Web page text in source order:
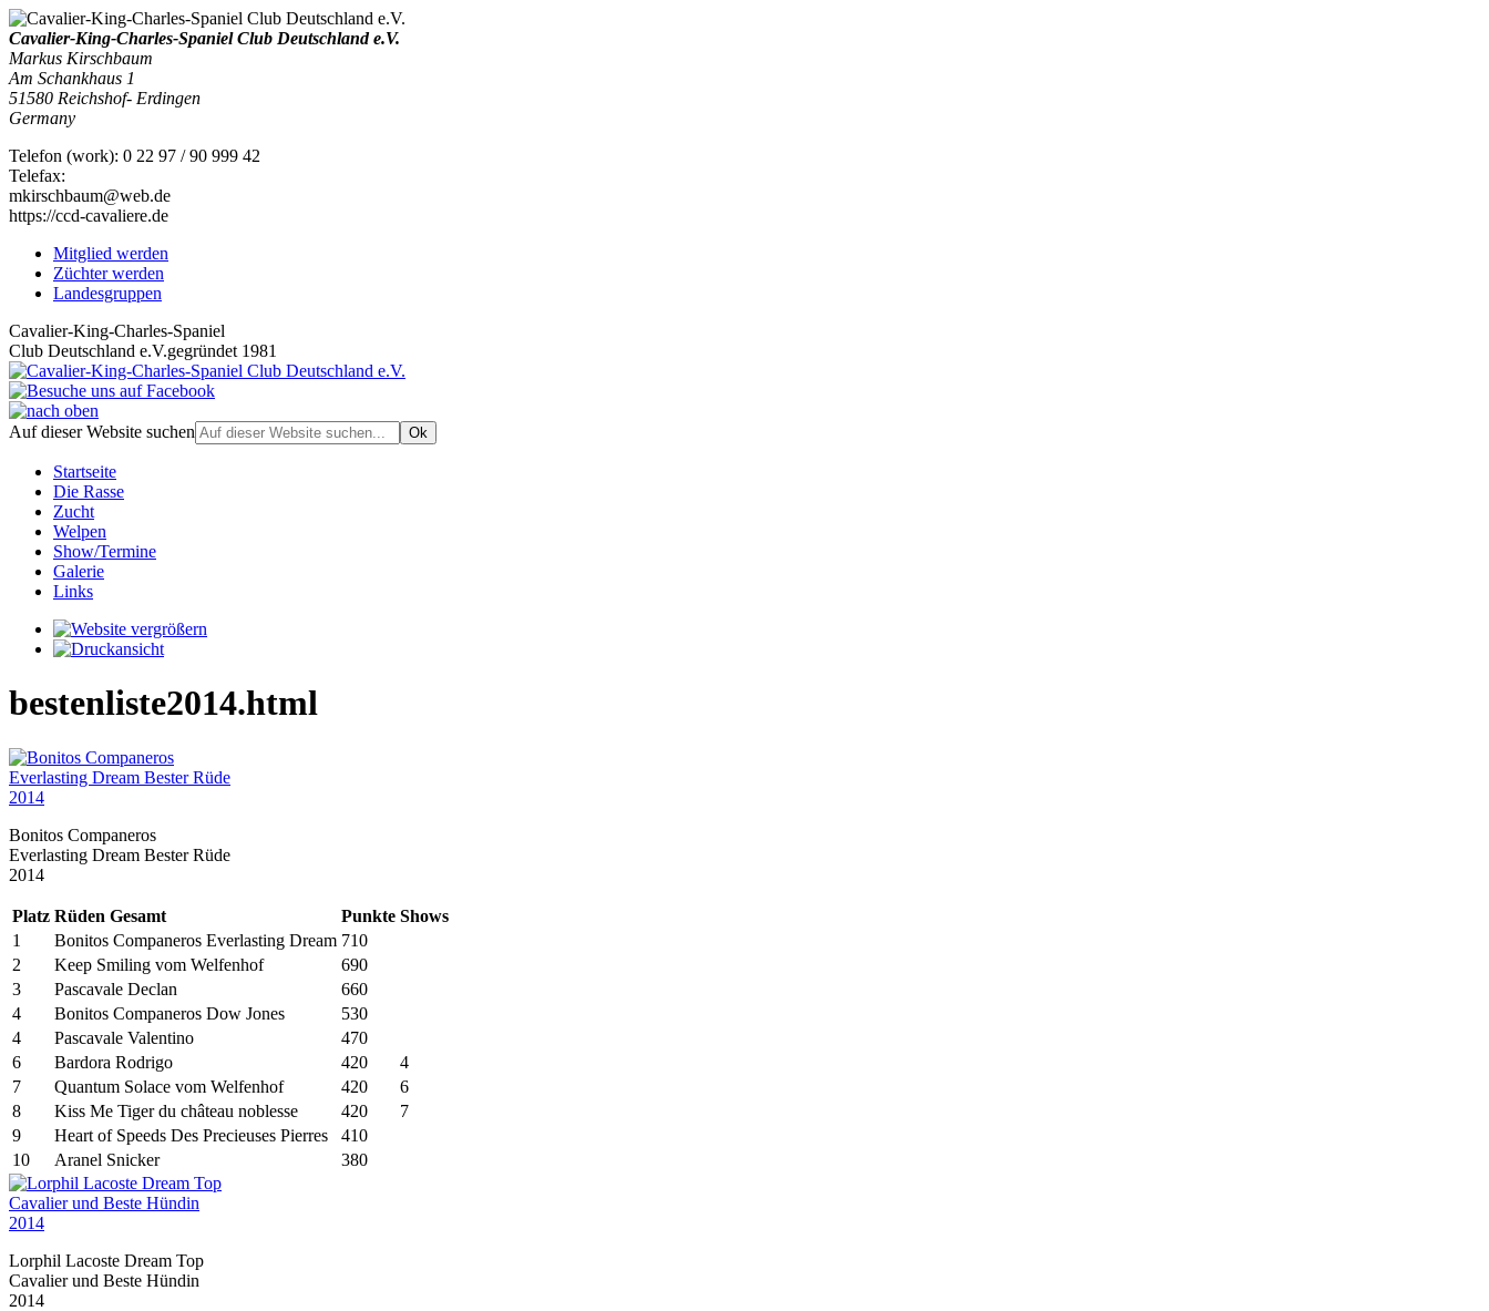
Cavalier-King-Charles-Spaniel Club Deutschland e.V.
Markus Kirschbaum
Am Schankhaus 1
51580 Reichshof- Erdingen
Germany
Telefon (work): 0 22 97 / 90 999 42
Telefax:
mkirschbaum@web.de
https://ccd-cavaliere.de
Mitglied werden
Züchter werden
Landesgruppen
Cavalier-King-Charles-Spaniel
Club Deutschland e.V.gegründet 1981
Auf dieser Website suchen
Startseite
Die Rasse
Zucht
Welpen
Show/Termine
Galerie
Links
bestenliste2014.html
Bonitos Companeros
Everlasting Dream Bester Rüde
2014
Platz Rüden Gesamt Punkte Shows
1
Bonitos Companeros Everlasting Dream 710
2
Keep Smiling vom Welfenhof
690
3
Pascavale Declan
660
4
Bonitos Companeros Dow Jones
530
4
Pascavale Valentino
470
6
Bardora Rodrigo 420
4
7
Quantum Solace vom Welfenhof 420
6
8
Kiss Me Tiger du château noblesse 420
7
9
Heart of Speeds Des Precieuses Pierres
410
10
Aranel Snicker 380
Lorphil Lacoste Dream Top
Cavalier und Beste Hündin
2014